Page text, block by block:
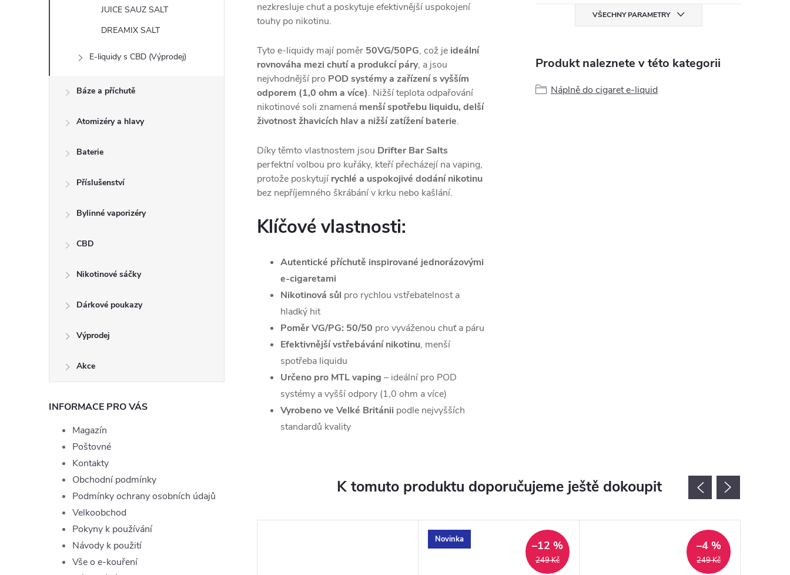
JUICE SAUZ SALT
DREAMIX SALT
E-liquidy s CBD (Výprodej)
Báze a příchutě
Atomizéry a hlavy
Baterie
Příslušenství
Bylinné vaporizéry
CBD
Nikotinové sáčky
Dárkové poukazy
Výprodej
Akce
INFORMACE PRO VÁS
Magazín
Poštovné
Kontakty
Obchodní podmínky
Podmínky ochrany osobních údajů
Velkoobchod
Pokyny k používání
Návody k použití
Vše o e-kouření
nezkresluje chuť a poskytuje efektivnější uspokojení
touhy po nikotinu.
Tyto e-liquidy mají poměr 50VG/50PG, což je ideální
rovnováha mezi chutí a produkcí páry, a jsou
nejvhodnější pro POD systémy a zařízení s vyšším
odporem (1,0 ohm a více). Nižší teplota odpařování
nikotinové soli znamená menší spotřebu liquidu, delší
životnost žhavicích hlav a nižší zatížení baterie.
Díky těmto vlastnostem jsou Drifter Bar Salts
perfektní volbou pro kuřáky, kteří přecházejí na vaping,
protože poskytují rychlé a uspokojivé dodání nikotinu
bez nepříjemného škrábání v krku nebo kašlání.
Klíčové vlastnosti:
Autentické příchutě inspirované jednorázovými
e-cigaretami
Nikotinová sůl pro rychlou vstřebatelnost a
hladký hit
Poměr VG/PG: 50/50 pro vyváženou chuť a páru
Efektivnější vstřebávání nikotinu, menší
spotřeba liquidu
Určeno pro MTL vaping – ideální pro POD
systémy a vyšší odpory (1,0 ohm a více)
Vyrobeno ve Velké Británii podle nejvyšších
standardů kvality
VŠECHNY PARAMETRY
Produkt naleznete v této kategorii
Náplně do cigaret e-liquid
K tomuto produktu doporučujeme ještě dokoupit
Novinka
249 Kč
–12 %
249 Kč
–4 %